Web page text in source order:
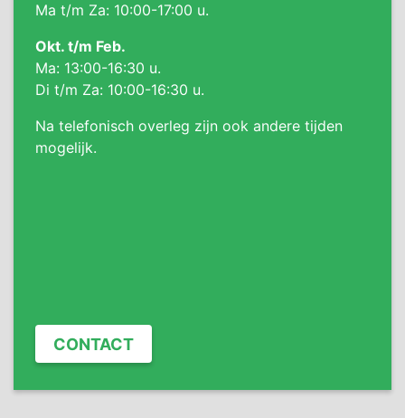
Ma t/m Za: 10:00-17:00 u.
Okt. t/m Feb.
Ma: 13:00-16:30 u.
Di t/m Za: 10:00-16:30 u.
Na telefonisch overleg zijn ook andere tijden
mogelijk.
CONTACT